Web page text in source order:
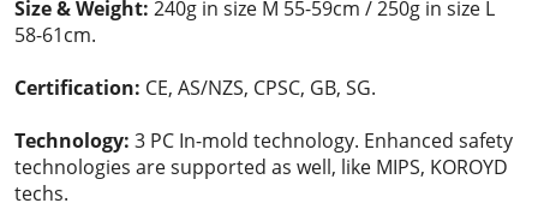
Size & Weight: 240g in size M 55-59cm / 250g in size L
58-61cm.
Certification: CE, AS/NZS, CPSC, GB, SG.
Technology: 3 PC In-mold technology. Enhanced safety
technologies are supported as well, like MIPS, KOROYD
techs.